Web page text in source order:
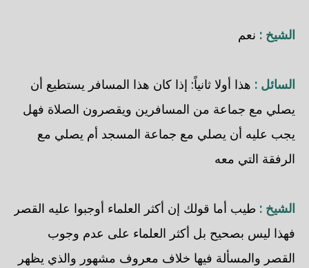
الشيخ : نعم
السائل : هذا أولا ثانياً: إذا كان هذا المسافر يستطيع أن
يصلي مع جماعة من المسافرين ويقصرون الصلاة فهل
يجب عليه أن يصلي مع جماعة المسجد أم يصلي مع
الرفقة التي معه
الشيخ : طيب أما قولك إن أكثر العلماء أوجبوا عليه القصر
فهذا ليس بصحيح بل أكثر العلماء على عدم وجوب
القصر والمسألة فيها خلاف معروف مشهور والذي يظهر